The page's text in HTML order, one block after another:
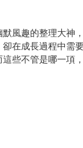
風趣的整理大神
在成長過程中需
些不管是哪一項